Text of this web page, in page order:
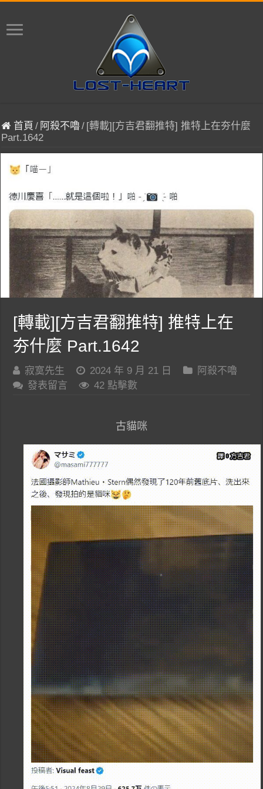
首頁 / 阿殺不嚕/ [轉載][方吉君翻推特] 推特上在夯什麼
Part.1642
[轉載][方吉君翻推特] 推特上在
夯什麼 Part.1642
寂寞先生 2024 年 9 月 21 日
阿殺不嚕
發表留言
42 點擊數
古貓咪